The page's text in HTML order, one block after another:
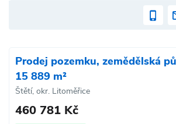
Prodej pozemku, zemědělská
15 889 m²
Štětí, okr. Litoměřice
460 781 Kč